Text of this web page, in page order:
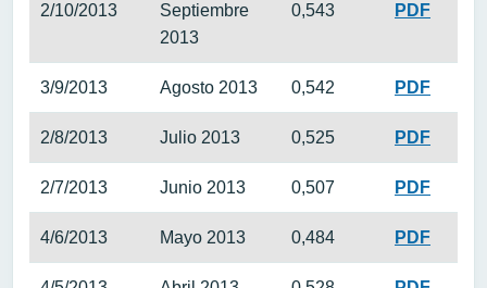
2/10/2013
Septiembre
2013
0,543 PDF
3/9/2013 Agosto 2013 0,542 PDF
2/8/2013 Julio 2013 0,525 PDF
2/7/2013 Junio 2013 0,507 PDF
4/6/2013 Mayo 2013 0,484 PDF